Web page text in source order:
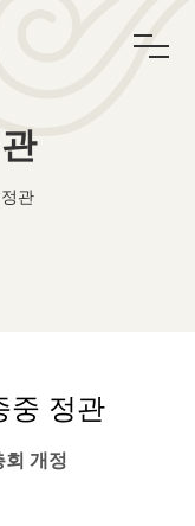
정관
중 정관
개정